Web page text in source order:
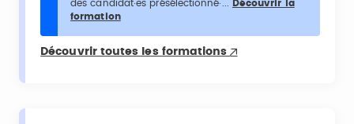
des candidat·es présélectionné·...
Découvrir la
formation
Découvrir toutes les formations